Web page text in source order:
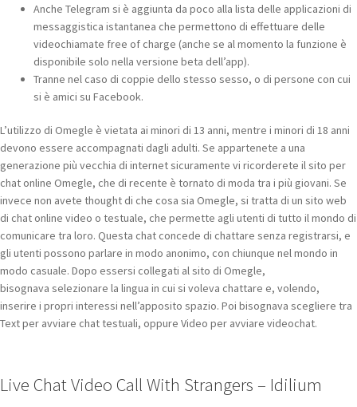
Anche Telegram si è aggiunta da poco alla lista delle applicazioni di
messaggistica istantanea che permettono di effettuare delle
videochiamate free of charge (anche se al momento la funzione è
disponibile solo nella versione beta dell’app).
Tranne nel caso di coppie dello stesso sesso, o di persone con cui
si è amici su Facebook.
L’utilizzo di Omegle è vietata ai minori di 13 anni, mentre i minori di 18 anni
devono essere accompagnati dagli adulti. Se appartenete a una
generazione più vecchia di internet sicuramente vi ricorderete il sito per
chat online Omegle, che di recente è tornato di moda tra i più giovani. Se
invece non avete thought di che cosa sia Omegle, si tratta di un sito web
di chat online video o testuale, che permette agli utenti di tutto il mondo di
comunicare tra loro. Questa chat concede di chattare senza registrarsi, e
gli utenti possono parlare in modo anonimo, con chiunque nel mondo in
modo casuale. Dopo essersi collegati al sito di Omegle,
bisognava selezionare la lingua in cui si voleva chattare e, volendo,
inserire i propri interessi nell’apposito spazio. Poi bisognava scegliere tra
Text per avviare chat testuali, oppure Video per avviare videochat.
Live Chat Video Call With Strangers – Idilium